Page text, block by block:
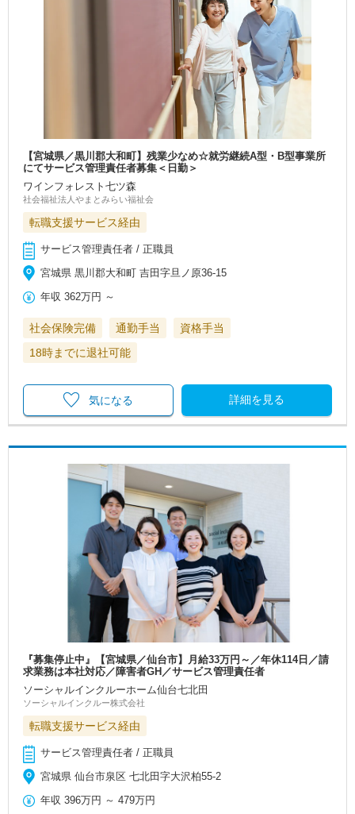
【宮城県／黒川郡大和町】残業少なめ☆就労継続A型・B型事業所
にてサービス管理責任者募集＜日勤＞
ワインフォレスト七ツ森
社会福祉法人やまとみらい福祉会
転職支援サービス経由
サービス管理責任者 / 正職員
宮城県 黒川郡大和町 吉田字旦ノ原36-15
年収 362万円 ～
社会保険完備 通勤手当
資格手当
18時までに退社可能
詳細を見る
気になる
『募集停止中』【宮城県／仙台市】月給33万円～／年休114日／請
求業務は本社対応／障害者GH／サービス管理責任者
ソーシャルインクルーホーム仙台七北田
ソーシャルインクルー株式会社
転職支援サービス経由
サービス管理責任者 / 正職員
宮城県 仙台市泉区 七北田字大沢柏55-2
年収 396万円 ～479万円